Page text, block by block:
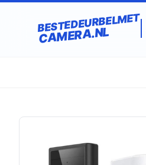
BESTEDEURBELMET
CAMERA.NL